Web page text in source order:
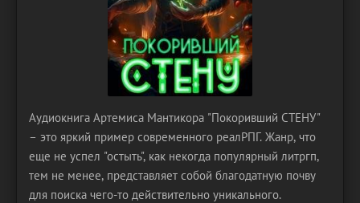
Аудиокнига Артемиса Мантикора "Покоривший СТЕНУ"
– это яркий пример современного реалРПГ. Жанр, что
еще не успел "остыть", как некогда популярный литргп,
тем не менее, представляет собой благодатную почву
для поиска чего-то действительно уникального.